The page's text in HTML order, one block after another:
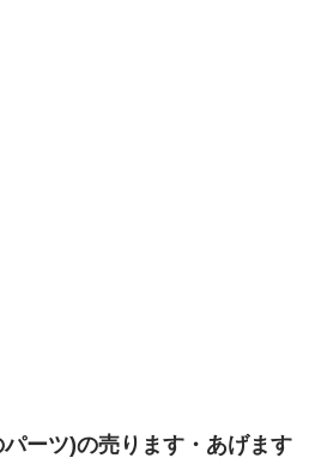
ーツ)の売ります・あげます